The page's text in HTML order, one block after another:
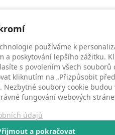
používáme k
a poskytování lepšího zážitku.
s povolením všech souborů
kliknutím na „Přizpůsobit
Nezbytné soubory cookie budou
fungování webových
údajů
a pokračovat